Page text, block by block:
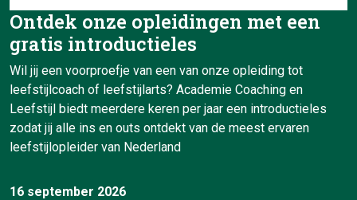
Ontdek onze opleidingen met een
gratis introductieles
Wil jij een voorproefje van een van onze opleiding tot
leefstijlcoach of leefstijlarts? Academie Coaching en
Leefstijl biedt meerdere keren per jaar een introductieles
zodat jij alle ins en outs ontdekt van de meest ervaren
leefstijlopleider van Nederland
16 september 2026